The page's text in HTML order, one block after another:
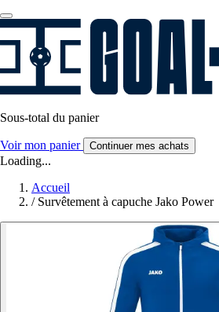
Sous-total du panier
Voir mon panier Continuer mes achats
Loading...
Accueil
/ Survêtement à capuche Jako Power